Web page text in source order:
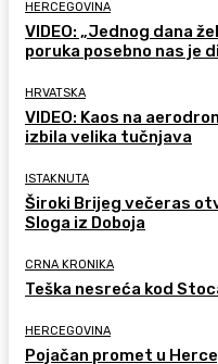
HERCEGOVINA
VIDEO: „Jednog dana
poruka posebno nas je
HRVATSKA
VIDEO: Kaos na
izbila velika tučnjava
ISTAKNUTA
Široki Brijeg večeras
Sloga iz Doboja
CRNA KRONIKA
Teška nesreća kod
HERCEGOVINA
Pojačan promet u